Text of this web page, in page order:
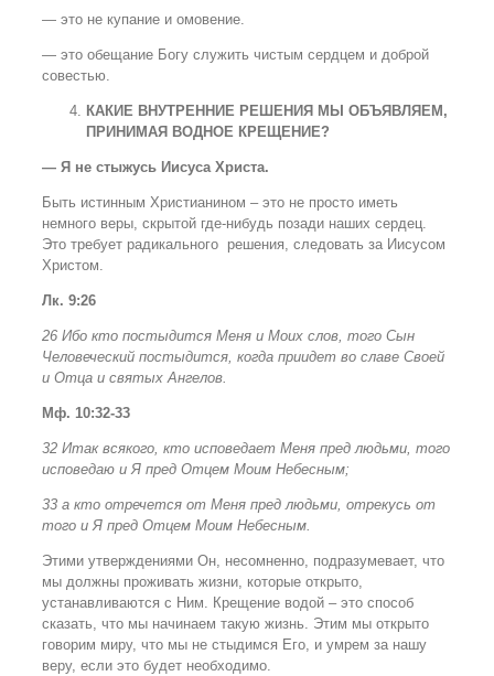
— это не купание и омовение.
— это обещание Богу служить чистым сердцем и доброй
совестью.
КАКИЕ ВНУТРЕННИЕ РЕШЕНИЯ МЫ ОБЪЯВЛЯЕМ,
ПРИНИМАЯ ВОДНОЕ КРЕЩЕНИЕ?
— Я не стыжусь Иисуса Христа.
Быть истинным Христианином – это не просто иметь
немного веры, скрытой где-нибудь позади наших сердец.
Это требует радикального решения, следовать за Иисусом
Христом.
Лк. 9:26
26 Ибо кто постыдится Меня и Моих слов, того Сын
Человеческий постыдится, когда приидет во славе Своей
и Отца и святых Ангелов.
Мф. 10:32-33
32 Итак всякого, кто исповедает Меня пред людьми, того
исповедаю и Я пред Отцем Моим Небесным;
33 а кто отречется от Меня пред людьми, отрекусь от
того и Я пред Отцем Моим Небесным.
Этими утверждениями Он, несомненно, подразумевает, что
мы должны проживать жизни, которые открыто,
устанавливаются с Ним. Крещение водой – это способ
сказать, что мы начинаем такую жизнь. Этим мы открыто
говорим миру, что мы не стыдимся Его, и умрем за нашу
веру, если это будет необходимо.